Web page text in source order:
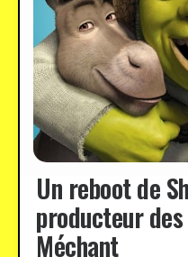
Un reboot de
producteur
Méchant